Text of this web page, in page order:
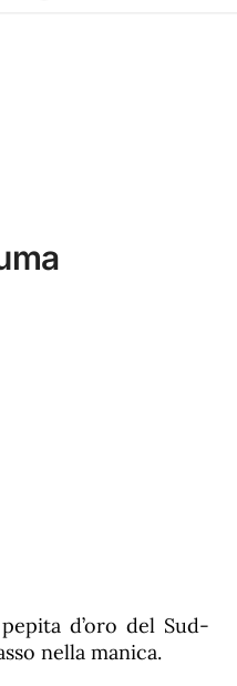
d’oro del Sud-
nella manica.